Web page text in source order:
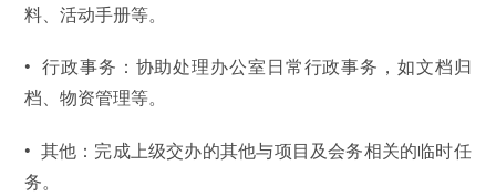
料、活动手册等。
•行政事务：协助处理办公室日常行政事务，如文档归
档、物资管理等。
• 其他：完成上级交办的其他与项目及会务相关的临时任
务。